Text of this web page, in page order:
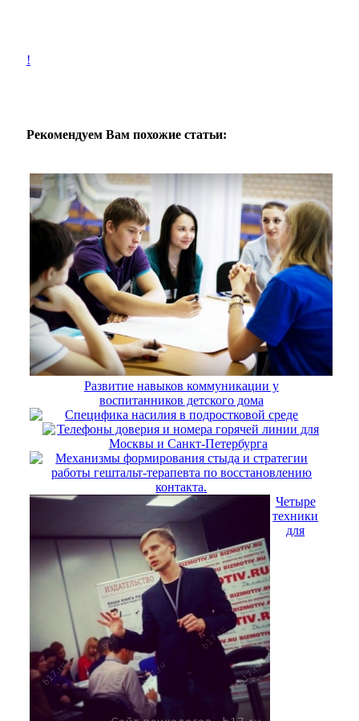
!
Рекомендуем Вам похожие статьи:
Развитие навыков коммуникации у
воспитанников детского дома
Специфика насилия в подростковой среде
Телефоны доверия и номера горячей линии для
Москвы и Санкт-Петербурга
Механизмы формирования стыда и стратегии
работы гештальт-терапевта по восстановлению
контакта.
Четыре
техники
для